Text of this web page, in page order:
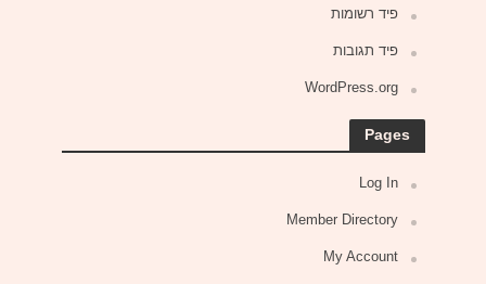
פיד רשומות
פיד תגובות
WordPress.org
Pages
Log In
Member Directory
My Account